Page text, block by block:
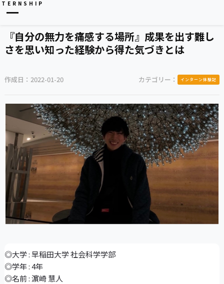
『自分の無力を痛感する場所』成果を出す難し
さを思い知った経験から得た気づきとは
作成日： 2022-01-20 カテゴリー： インターン体験記
◎大学 : 早稲田大学 社会科学学部
◎学年 : 4年
◎名前 : 濵崎 慧人